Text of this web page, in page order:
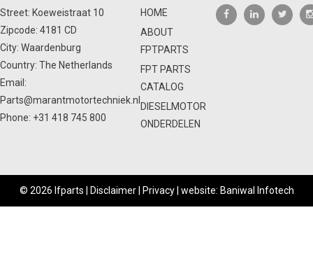
Street: Koeweistraat 10
Zipcode: 4181 CD
City: Waardenburg
Country: The Netherlands
Email:
Parts@marantmotortechniek.nl
Phone: +31 418 745 800
HOME
ABOUT
FPTPARTS
FPT PARTS
CATALOG
DIESELMOTOR
ONDERDELEN
© 2026 Ifparts | Disclaimer| Privacy| website: Baniwal Infotech